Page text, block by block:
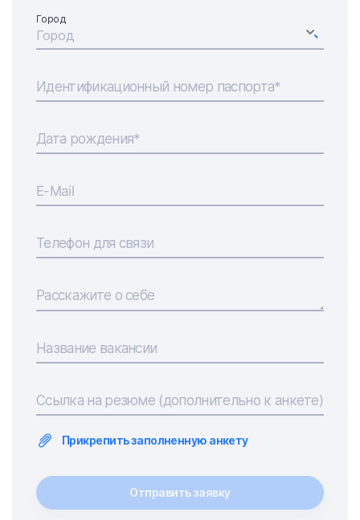
Город
Город
Идентификационный номер паспорта*
Дата рождения*
E-Mail
Телефон для связи
Расскажите о себе
Название вакансии
Ссылка на резюме (дополнительно к анкете)
Прикрепить заполненную анкету
Отправить заявку